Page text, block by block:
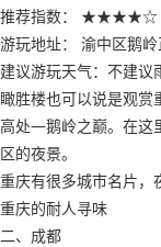
推荐指数： ★★★★☆
游玩地址： 渝中区鹅
建议游玩天气：不建议
瞰胜楼也可以说是观赏
高处—鹅岭之巅。在这
区的夜景。
重庆有很多城市名片，
重庆的耐人寻味
二、成都